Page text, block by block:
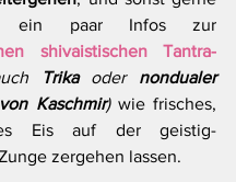
shivaistischen Tantra-
Trika oder nondualer
Kaschmir) wie frisches,
Eis auf der geistig-
zergehen lassen.